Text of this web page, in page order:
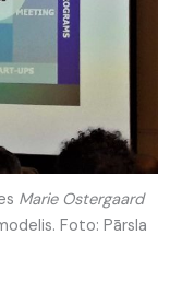
Marie Ostergaard
Foto: Pārsla